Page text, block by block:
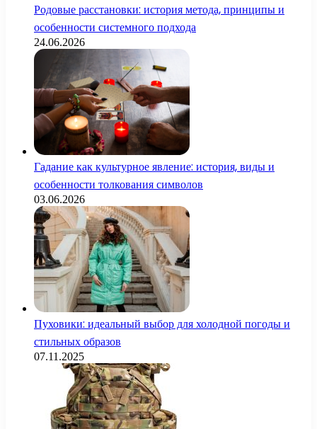
Родовые расстановки: история метода, принципы и
особенности системного подхода
24.06.2026
Гадание как культурное явление: история, виды и
особенности толкования символов
03.06.2026
Пуховики: идеальный выбор для холодной погоды и
стильных образов
07.11.2025